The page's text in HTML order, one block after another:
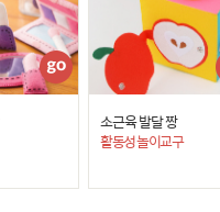
소근육 발달 짱
활동성 놀이교구